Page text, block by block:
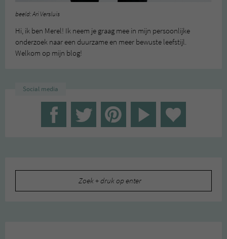
beeld: Ari Versluis
Hi, ik ben Merel! Ik neem je graag mee in mijn persoonlijke
onderzoek naar een duurzame en meer bewuste leefstijl.
Welkom op mijn blog!
Social media